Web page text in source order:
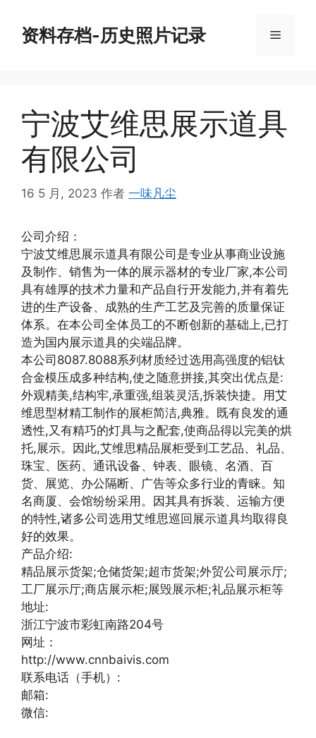
资料存档-历史照片记录 菜
宁波艾维思展示道具
有限公司
16 5 月, 2023 作者 一味凡尘
公司介绍：
宁波艾维思展示道具有限公司是专业从事商业设施
及制作、销售为一体的展示器材的专业厂家,本公司
具有雄厚的技术力量和产品自行开发能力,并有着先
进的生产设备、成熟的生产工艺及完善的质量保证
体系。在本公司全体员工的不断创新的基础上,已打
造为国内展示道具的尖端品牌。
本公司8087.8088系列材质经过选用高强度的铝钛
合金模压成多种结构,使之随意拼接,其突出优点是:
外观精美,结构牢,承重强,组装灵活,拆装快捷。用艾
维思型材精工制作的展柜简洁,典雅。既有良发的通
透性,又有精巧的灯具与之配套,使商品得以完美的烘
托,展示。因此,艾维思精品展柜受到工艺品、礼品、
珠宝、医药、通讯设备、钟表、眼镜、名酒、百
货、展览、办公隔断、广告等众多行业的青睐。知
名商厦、会馆纷纷采用。因其具有拆装、运输方便
的特性,诸多公司选用艾维思巡回展示道具均取得良
好的效果。
产品介绍:
精品展示货架;仓储货架;超市货架;外贸公司展示厅;
工厂展示厅;商店展示柜;展毁展示柜;礼品展示柜等
地址:
浙江宁波市彩虹南路204号
网址：
http://www.cnnbaivis.com
联系电话（手机）:
邮箱:
微信: